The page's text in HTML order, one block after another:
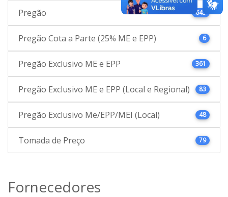
Pregão 645
Pregão Cota a Parte (25% ME e EPP) 6
Pregão Exclusivo ME e EPP 361
Pregão Exclusivo ME e EPP (Local e Regional) 83
Pregão Exclusivo Me/EPP/MEI (Local) 48
Tomada de Preço 79
Fornecedores